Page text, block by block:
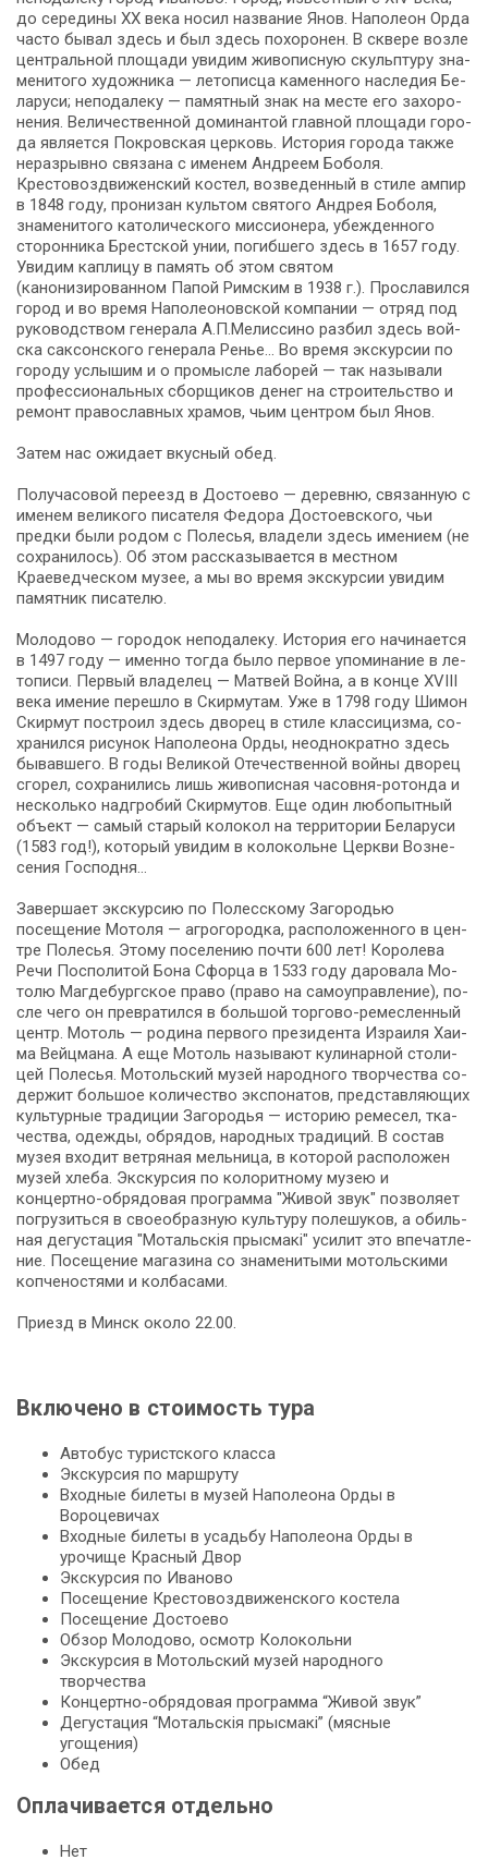
до се­ре­ди­ны ХХ ве­ка носил название Янов. На­по­ле­он Ор­да
ча­сто бы­вал здесь и был здесь по­хо­ро­нен. В скве­ре воз­ле
цен­траль­ной пло­ща­ди увидим жи­во­пис­ную скульп­ту­ру зна­
ме­ни­то­го ху­дож­ни­ка — летописца ка­мен­но­го на­сле­дия Бе­
ла­ру­си; неподалеку — па­мят­ный знак на ме­сте его за­хо­ро­
не­ния. Величественной до­ми­нан­той глав­ной пло­ща­ди го­ро­
да яв­ля­ет­ся Покровская цер­ковь. История го­ро­да так­же
неразрывно свя­за­на с име­нем Ан­дре­ем Боболя.
Крестовоздвиженский костел, возведенный в сти­ле ам­пир
в 1848 го­ду, пронизан культом святого Ан­дрея Боболя,
зна­ме­ни­то­го ка­то­ли­че­ско­го миссионера, убежденного
сторонника Брест­ской унии, погибшего здесь в 1657 го­ду.
Уви­дим каплицу в па­мять об этом святом
(канонизированном Папой Римским в 1938 г.). Прославился
го­род и во вре­мя Наполеоновской ком­па­нии — отряд под
ру­ко­вод­ством ге­не­ра­ла А.П.Мелиссино разбил здесь вой­
ска саксонского ге­не­ра­ла Ренье… Во вре­мя экс­кур­сии по
го­ро­ду услышим и о промысле лаборей — так на­зы­ва­ли
профессиональных сборщиков денег на стро­и­тель­ство и
ремонт пра­во­слав­ных хра­мов, чьим цен­тром был Янов.
За­тем нас ожи­да­ет вкус­ный обед.
По­лу­ча­со­вой переезд в Достоево — де­рев­ню, связанную с
име­нем великого пи­са­те­ля Федора До­сто­ев­ско­го, чьи
пред­ки бы­ли ро­дом с По­ле­сья, вла­де­ли здесь име­ни­ем (не
со­хра­ни­лось). Об этом рассказывается в местном
Краеведческом музее, а мы во вре­мя экс­кур­сии увидим
па­мят­ник писателю.
Молодово — го­ро­док неподалеку. История его на­чи­на­ет­ся
в 1497 го­ду — имен­но тогда бы­ло пер­вое упо­ми­на­ние в ле­
то­пи­си. Первый вла­де­лец — Матвей Война, а в кон­це XVIII
ве­ка име­ние пе­ре­шло в Скирмутам. Уже в 1798 го­ду Шимон
Скирмут по­стро­ил здесь дво­рец в сти­ле клас­си­циз­ма, со­
хра­нил­ся рисунок На­по­лео­на Ор­ды, неоднократно здесь
бывавшего. В го­ды Ве­ли­кой Оте­че­ствен­ной вой­ны дво­рец
сгорел, со­хра­ни­лись лишь жи­во­пис­ная часовня-ротонда и
не­сколь­ко надгробий Скирмутов. Еще один лю­бо­пыт­ный
объ­ект — самый ста­рый ко­ло­кол на тер­ри­то­рии Бе­ла­ру­си
(1583 год!), ко­то­рый увидим в колокольне Церкви Воз­не­
се­ния Гос­под­ня…
За­вер­ша­ет экс­кур­сию по Полесскому Загородью
посещение Мотоля — агрогородка, рас­по­ло­жен­но­го в цен­
тре По­ле­сья. Это­му по­се­ле­нию по­чти 600 лет! Ко­ро­ле­ва
Ре­чи Поспо­ли­той Бо­на Сфор­ца в 1533 го­ду да­ро­ва­ла Мо­
то­лю Маг­де­бург­ское пра­во (пра­во на са­мо­управ­ле­ние), по­
сле че­го он пре­вра­тил­ся в боль­шой торгово-ремесленный
центр. Мо­толь — ро­ди­на пер­во­го пре­зи­ден­та Из­ра­и­ля Хаи­
ма Вейц­ма­на. А еще Мо­толь на­зы­ва­ют ку­ли­нар­ной сто­ли­
цей По­ле­сья. Мотольский музей народного творчества со­
дер­жит боль­шое ко­ли­че­ство экс­по­на­тов, пред­став­ля­ю­щих
культурные тра­ди­ции Загородья — ис­то­рию ре­ме­сел, тка­
че­ства, одеж­ды, об­ря­дов, на­род­ных тра­ди­ций. В со­став
му­зея вхо­дит вет­ря­ная мель­ни­ца, в ко­то­рой рас­по­ло­жен
му­зей хле­ба. Экс­кур­сия по колоритному му­зею и
концертно-обрядовая про­грам­ма "Живой звук" поз­во­ля­ет
по­гру­зить­ся в свое­об­раз­ную куль­ту­ру по­ле­шу­ков, а обиль­
ная дегустация "Мотальскія прысмакі" уси­лит это впе­чат­ле­
ние. По­се­ще­ние ма­га­зи­на со зна­ме­ни­ты­ми мотольскими
копченостями и колбасами.
При­езд в Минск око­ло 22.00.
Включено в стоимость тура
Автобус туристского класса
Экскурсия по маршруту
Входные билеты в музей Наполеона Орды в
Вороцевичах
Входные билеты в усадьбу Наполеона Орды в
урочище Красный Двор
Экскурсия по Иваново
Посещение Крестовоздвиженского костела
Посещение Достоево
Обзор Молодово, осмотр Колокольни
Экскурсия в Мотольский музей народного
творчества
Концертно-обрядовая программа “Живой звук”
Дегустация “Мотальскія прысмакі” (мясные
угощения)
Обед
Оплачивается отдельно
Нет